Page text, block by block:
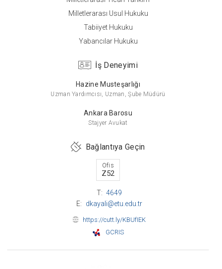
Milletlerarası Usul Hukuku
Tabiiyet Hukuku
Yabancılar Hukuku
İş Deneyimi
Hazine Musteşarlığı
Uzman Yardımcısı, Uzman, Şube Müdürü
Ankara Barosu
Stajyer Avukat
Bağlantıya Geçin
Ofis
Z52
T: 4649
E:
dkayali@etu.edu.tr
https://cutt.ly/KBUfIEK
GCRIS